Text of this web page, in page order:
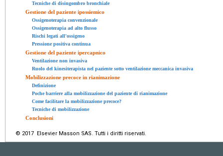
Tecniche di disingombro bronchiale
Gestione del paziente ipossiemico
Ossigenoterapia convenzionale
Ossigenoterapia ad alto flusso
Rischi legati all'ossigeno
Pressione positiva continua
Gestione del paziente ipercapnico
Ventilazione non invasiva
Ruolo del kinesiterapista nel paziente sotto ventilazione meccanica invasiva
Mobilizzazione precoce in rianimazione
Definizione
Poche barriere alla mobilizzazione del paziente di rianimazione
Come facilitare la mobilizzazione precoce?
Tecniche di mobilizzazione
Conclusioni
© 2017 Elsevier Masson SAS. Tutti i diritti riservati.